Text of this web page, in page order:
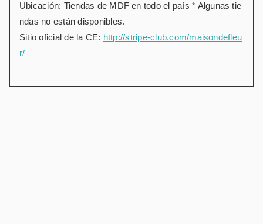
Ubicación: Tiendas de MDF en todo el país * Algunas tie
ndas no están disponibles.
Sitio oficial de la CE: http://stripe-club.com/maisondefleu
r/